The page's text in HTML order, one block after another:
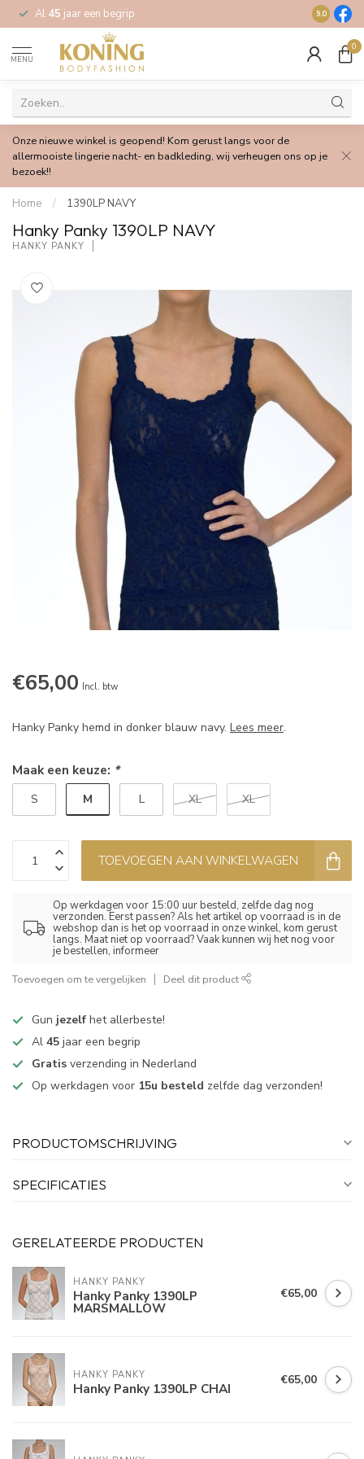
Al 45 jaar een begrip Gratis
9.0
MENU
0
Onze nieuwe winkel is geopend! Kom gerust langs voor de
allermooiste lingerie nacht- en badkleding, wij verheugen ons op je
bezoek!!
Home / 1390LP NAVY
Hanky Panky 1390LP NAVY
HANKY PANKY
€65,00 Incl. btw
Hanky Panky hemd in donker blauw navy. Lees meer.
Maak een keuze: *
S M L XL XL
TOEVOEGEN AAN WINKELWAGEN
Op werkdagen voor 15:00 uur besteld, zelfde dag nog
verzonden. Eerst passen? Als het artikel op voorraad is in de
webshop dan is het op voorraad in onze winkel, kom gerust
langs. Maat niet op voorraad? Vaak kunnen wij het nog voor
je bestellen, informeer
Toevoegen om te vergelijken Deel dit product
Gun jezelf het allerbeste!
Al 45 jaar een begrip
Gratis verzending in Nederland
Op werkdagen voor 15u besteld zelfde dag verzonden!
PRODUCTOMSCHRIJVING
SPECIFICATIES
GERELATEERDE PRODUCTEN
HANKY PANKY
Hanky Panky 1390LP
MARSMALLOW
€65,00
HANKY PANKY
Hanky Panky 1390LP CHAI €65,00